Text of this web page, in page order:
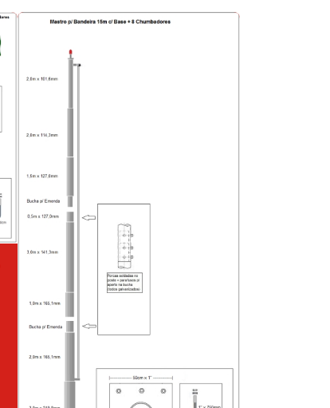
FABRICANTE DE POSTES DE
ILUMINAÇÃO
FABRICANTE DE POSTES EM SÃO
FORNECEDOR DE POSTE DE AÇO
FORNECEDOR DE POSTE FERRO
GALVANIZADO
FORNECEDOR DE POSTE TUBULAR
MASTRO DE AÇO PARA BANDEIRA
MASTRO DE AÇO GALVANIZADO EM SP